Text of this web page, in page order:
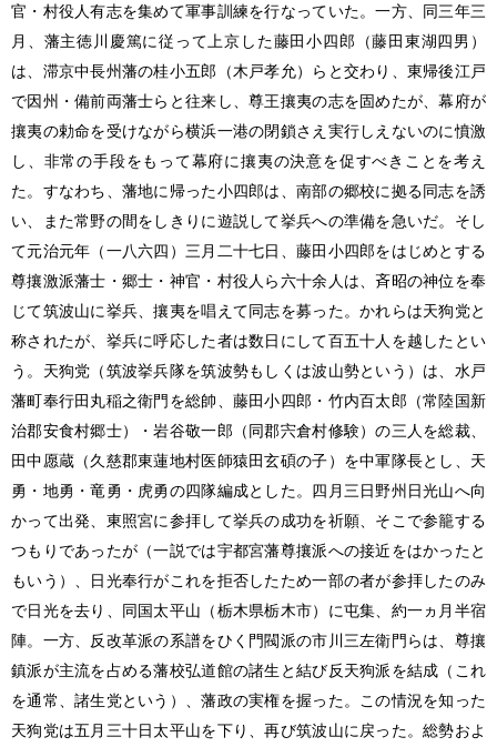
官・村役人有志を集めて軍事訓練を行なっていた。一方、同三年三
月、藩主徳川慶篤に従って上京した藤田小四郎（藤田東湖四男）
は、滞京中長州藩の桂小五郎（木戸孝允）らと交わり、東帰後江戸
で因州・備前両藩士らと往来し、尊王攘夷の志を固めたが、幕府が
攘夷の勅命を受けながら横浜一港の閉鎖さえ実行しえないのに憤激
し、非常の手段をもって幕府に攘夷の決意を促すべきことを考え
た。すなわち、藩地に帰った小四郎は、南部の郷校に拠る同志を誘
い、また常野の間をしきりに遊説して挙兵への準備を急いだ。そし
て元治元年（一八六四）三月二十七日、藤田小四郎をはじめとする
尊攘激派藩士・郷士・神官・村役人ら六十余人は、斉昭の神位を奉
じて筑波山に挙兵、攘夷を唱えて同志を募った。かれらは天狗党と
称されたが、挙兵に呼応した者は数日にして百五十人を越したとい
う。天狗党（筑波挙兵隊を筑波勢もしくは波山勢という）は、水戸
藩町奉行田丸稲之衛門を総帥、藤田小四郎・竹内百太郎（常陸国新
治郡安食村郷士）・岩谷敬一郎（同郡宍倉村修験）の三人を総裁、
田中愿蔵（久慈郡東蓮地村医師猿田玄碩の子）を中軍隊長とし、天
勇・地勇・竜勇・虎勇の四隊編成とした。四月三日野州日光山へ向
かって出発、東照宮に参拝して挙兵の成功を祈願、そこで参籠する
つもりであったが（一説では宇都宮藩尊攘派への接近をはかったと
もいう）、日光奉行がこれを拒否したため一部の者が参拝したのみ
で日光を去り、同国太平山（栃木県栃木市）に屯集、約一ヵ月半宿
陣。一方、反改革派の系譜をひく門閥派の市川三左衛門らは、尊攘
鎮派が主流を占める藩校弘道館の諸生と結び反天狗派を結成（これ
を通常、諸生党という）、藩政の実権を握った。この情況を知った
天狗党は五月三十日太平山を下り、再び筑波山に戻った。総勢およ